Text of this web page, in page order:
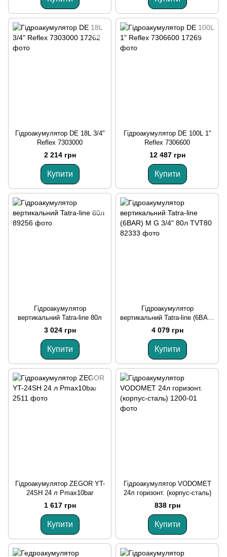
Гідроакумулятор DE 18L 3/4"
Reflex 7303000
2 214 грн
Купити
Гідроакумулятор DE 100L 1"
Reflex 7306600
12 487 грн
Купити
Гідроакумулятор
вертикальний Tatra-line 80л
3 024 грн
Купити
Гідроакумулятор
вертикальний Tatra-line (6BAR)
M G 3/4" 80л TVT80
4 079 грн
Купити
Гідроакумулятор ZEGOR YT-
24SH 24 л Pmax10bar
1 617 грн
Купити
Гідроакумулятор VODOMET
24л горизонт. (корпус-сталь)
838 грн
Купити